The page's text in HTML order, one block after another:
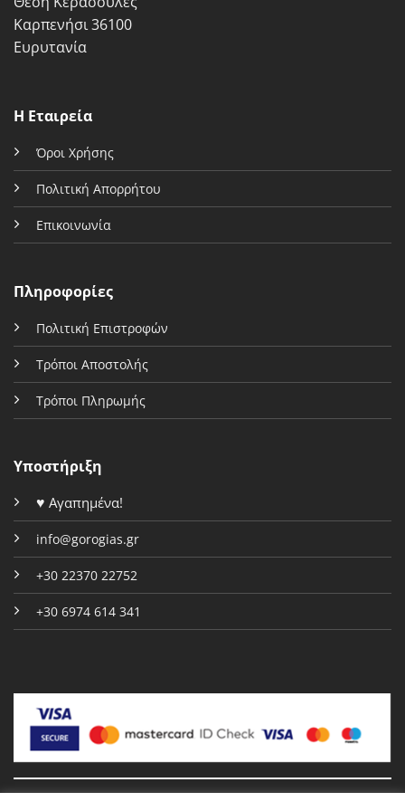
Καρπενήσι 36100
Ευρυτανία
Η Εταιρεία
Όροι Χρήσης
Πολιτική Απορρήτου
Επικοινωνία
Πληροφορίες
Πολιτική Επιστροφών
Τρόποι Αποστολής
Τρόποι Πληρωμής
Υποστήριξη
♥ Αγαπημένα!
info@gorogias.gr
+30 22370 22752
+30 6974 614 341